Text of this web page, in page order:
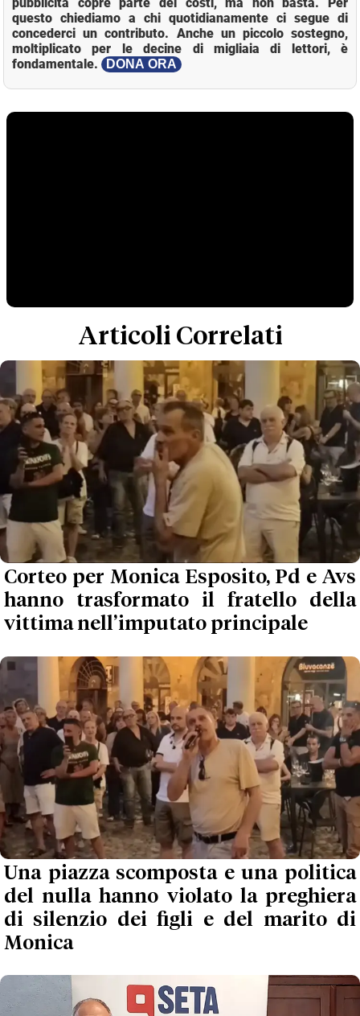
questo chiediamo a chi quotidianamente ci segue di
concederci un contributo. Anche un piccolo sostegno,
moltiplicato per le decine di migliaia di lettori, è
fondamentale.
DONA ORA
Articoli Correlati
Corteo per Monica Esposito, Pd e Avs
hanno trasformato il fratello della
vittima nell’imputato principale
Una piazza scomposta e una politica
del nulla hanno violato la preghiera
di silenzio dei figli e del marito di
Monica